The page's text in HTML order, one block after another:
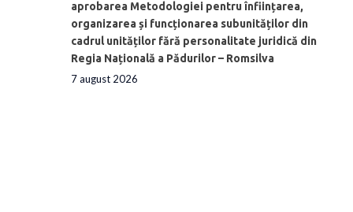
aprobarea Metodologiei pentru înființarea,
organizarea și funcționarea subunităților din
cadrul unităților fără personalitate juridică din
Regia Națională a Pădurilor – Romsilva
7 august 2026